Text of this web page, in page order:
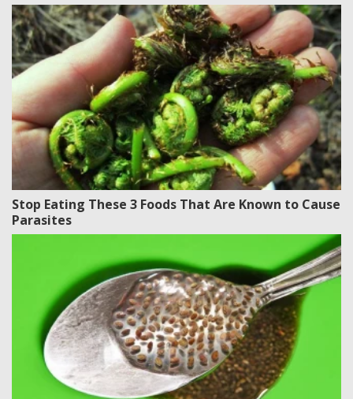
Stop Eating These 3 Foods That Are Known to Cause
Parasites